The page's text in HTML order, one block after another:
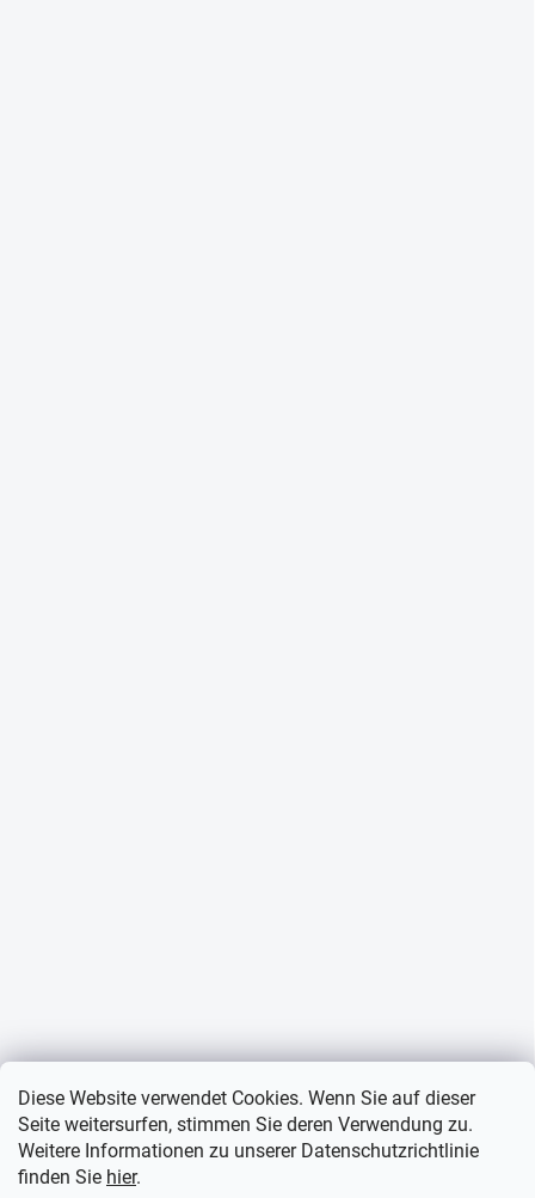
Diese Website verwendet Cookies. Wenn Sie auf dieser
Seite weitersurfen, stimmen Sie deren Verwendung zu.
Weitere Informationen zu unserer Datenschutzrichtlinie
finden Sie hier.